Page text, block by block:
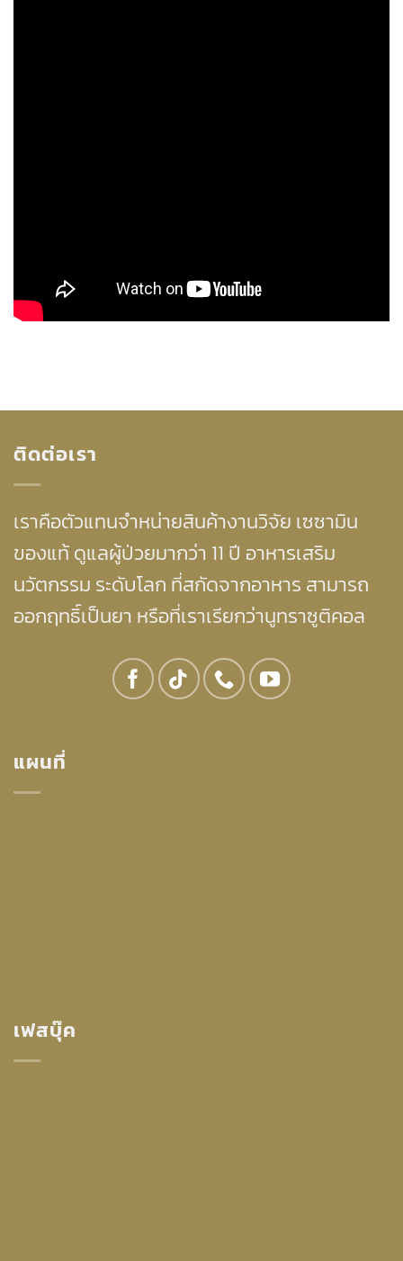
ติดต่อเรา
เราคือตัวแทนจำหน่ายสินค้างานวิจัย เซซามิน
ของแท้ ดูแลผู้ป่วยมากว่า 11 ปี อาหารเสริม
นวัตกรรม ระดับโลก ที่สกัดจากอาหาร สามารถ
ออกฤทธิ์เป็นยา หรือที่เราเรียกว่านูทราซูติคอล
แผนที่
เฟสบุ๊ค